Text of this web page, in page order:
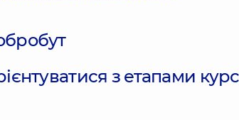
з етапами